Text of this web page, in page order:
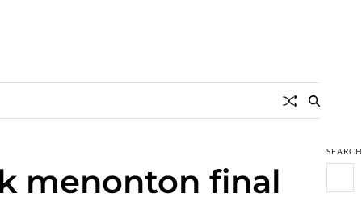
menonton final
SEARCH